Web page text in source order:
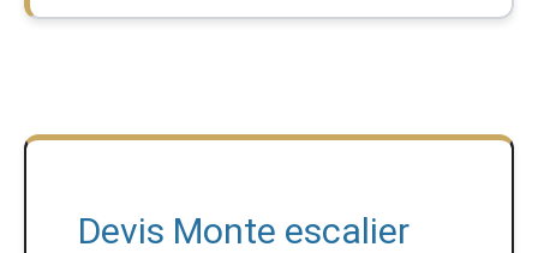
Devis Monte escalier